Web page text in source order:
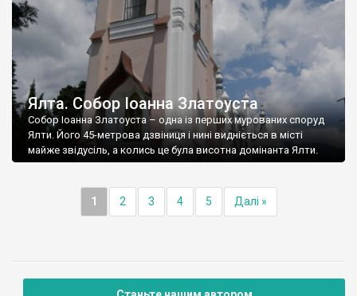
Ялта. Собор Іоанна Златоуста
Собор Іоанна Златоуста – одна із перших мурованих споруд
Ялти. Його 45-метрова дзвіниця і нині видніється в місті
майже звідусіль, а колись це була висотна домінанта Ялти.
1 2 3 4 5 Далі »